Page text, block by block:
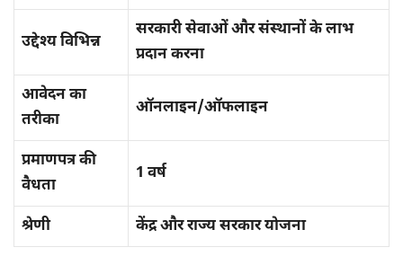
उद्देश्य विभिन्न
सरकारी सेवाओं और संस्थानों के लाभ
प्रदान करना
आवेदन का
तरीका
ऑनलाइन/ऑफलाइन
प्रमाणपत्र की
वैधता
1 वर्ष
श्रेणी केंद्र और राज्य सरकार योजना